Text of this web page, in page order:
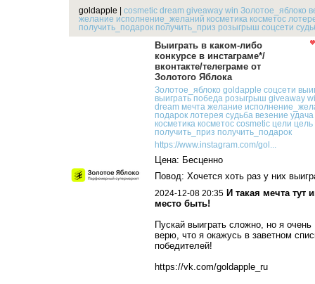
goldapple
cosmetic dream giveaway win Золотое_яблоко
желание исполнение_желаний косметика косметос
получить_подарок получить_приз розыгрыш соцсети
Выиграть в каком-либо
конкурсе в инстаграме*/
вконтакте/телеграме от
Золотого Яблока
Золотое_яблоко goldapple соцсети
выиграть победа розыгрыш giveaway
dream мечта желание
подарок лотерея судьба везение удача
косметика косметос cosmetic цели цель
получить_приз получить_подарок
https://www.instagram.com/gol...
Цена: Бесценно
Повод: Хочется хоть раз у них
2024-12-08 20:35 И такая мечта тут
место быть!
Пускай выиграть сложно, но я очень
верю, что я окажусь в заветном
победителей!
https://vk.com/goldapple_ru